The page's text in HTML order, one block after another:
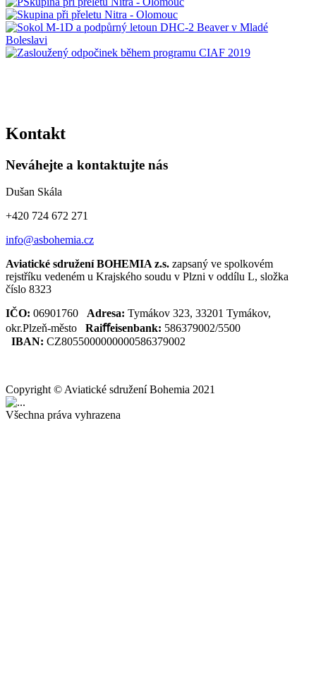
Kontakt
Neváhejte a kontaktujte nás
Dušan Skála
+420 724 672 271
info@asbohemia.cz
Aviatické sdružení BOHEMIA z.s. zapsaný ve spolkovém
rejstříku vedeném u Krajského soudu v Plzni v oddílu L, složka
číslo 8323
IČO: 06901760 Adresa: Tymákov 323, 33201 Tymákov,
okr.Plzeň-město Raiﬀeisenbank: 586379002/5500
IBAN: CZ8055000000000586379002
Copyright © Aviatické sdružení Bohemia 2021
Všechna práva vyhrazena